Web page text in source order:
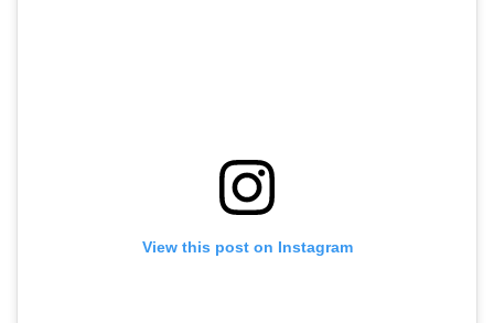
View this post on Instagram